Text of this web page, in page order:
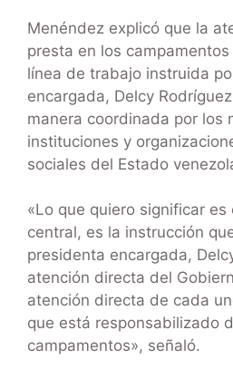
Menéndez explicó que la
presta en los
línea de trabajo instruida
encargada, Delcy
manera coordinada por los
instituciones y
sociales del Estado
«Lo que quiero significar
central, es la instrucción
presidenta encargada,
atención directa del
atención directa de cada
que está responsabilizado
campamentos», señaló.